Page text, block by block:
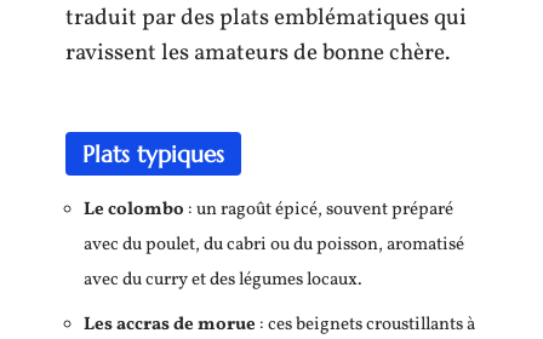
traduit par des plats emblématiques qui
ravissent les amateurs de bonne chère.
Plats typiques
Le colombo : un ragoût épicé, souvent préparé
avec du poulet, du cabri ou du poisson, aromatisé
avec du curry et des légumes locaux.
Les accras de morue : ces beignets croustillants à